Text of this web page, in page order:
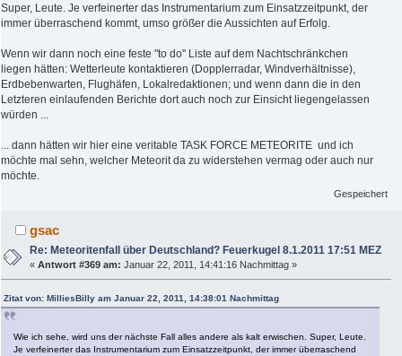
Super, Leute. Je verfeinerter das Instrumentarium zum Einsatzzeitpunkt, der
immer überraschend kommt, umso größer die Aussichten auf Erfolg.
Wenn wir dann noch eine feste "to do" Liste auf dem Nachtschränkchen
liegen hätten: Wetterleute kontaktieren (Dopplerradar, Windverhältnisse),
Erdbebenwarten, Flughäfen, Lokalredaktionen; und wenn dann die in den
Letzteren einlaufenden Berichte dort auch noch zur Einsicht liegengelassen
würden ...
... dann hätten wir hier eine veritable TASK FORCE METEORITE und ich
möchte mal sehn, welcher Meteorit da zu widerstehen vermag oder auch nur
möchte.
Gespeichert
gsac
Re: Meteoritenfall über Deutschland? Feuerkugel 8.1.2011 17:51 MEZ
«Antwort #369 am: Januar 22, 2011, 14:41:16 Nachmittag »
Zitat von: MilliesBilly am Januar 22, 2011, 14:38:01 Nachmittag
Wie ich sehe, wird uns der nächste Fall alles andere als kalt erwischen. Super, Leute.
Je verfeinerter das Instrumentarium zum Einsatzzeitpunkt, der immer überraschend